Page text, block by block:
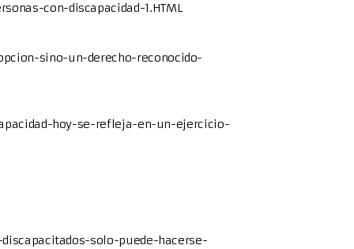
con-discapacidad-1.HTML
sino-un-derecho-reconocido-
hoy-se-refleja-en-un-ejercicio-
solo-puede-hacerse-